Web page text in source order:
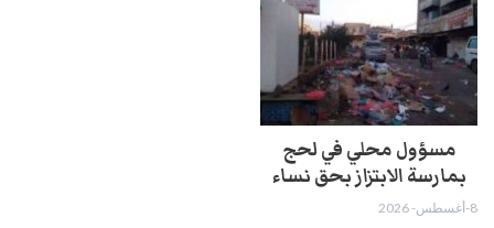
مسؤول محلي في لحج
بمارسة الابتزاز بحق نساء
8-أغسطس- 2026